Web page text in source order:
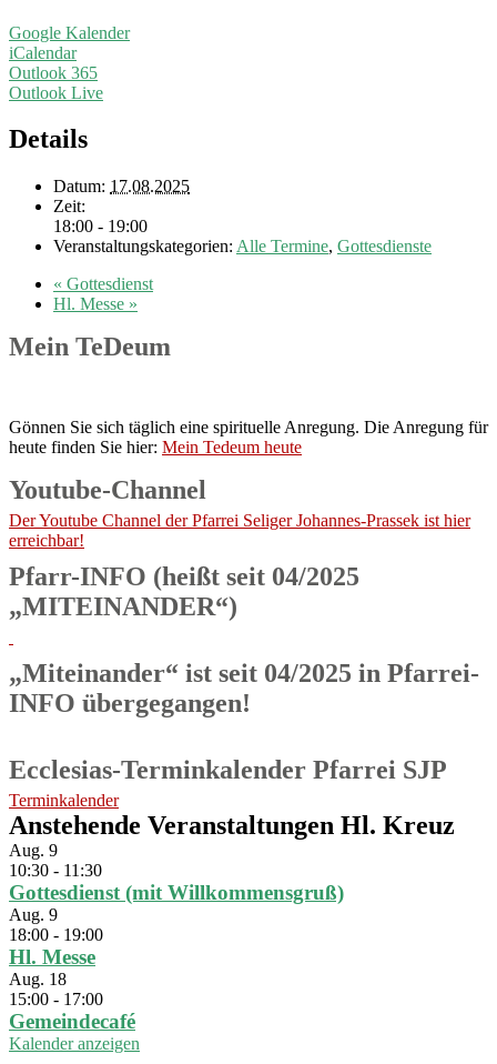
Google Kalender
iCalendar
Outlook 365
Outlook Live
Details
Datum: 17.08.2025
Zeit:
18:00 - 19:00
Veranstaltungskategorien: Alle Termine, Gottesdienste
« Gottesdienst
Hl. Messe »
Mein TeDeum
Gönnen Sie sich täglich eine spirituelle Anregung. Die Anregung für
heute finden Sie hier: Mein Tedeum heute
Youtube-Channel
Der Youtube Channel der Pfarrei Seliger Johannes-Prassek ist hier
erreichbar!
Pfarr-INFO (heißt seit 04/2025
„MITEINANDER“)
„Miteinander“ ist seit 04/2025 in Pfarrei-
INFO übergegangen!
Ecclesias-Terminkalender Pfarrei SJP
Terminkalender
Anstehende Veranstaltungen Hl. Kreuz
Aug. 9
10:30 - 11:30
Gottesdienst (mit Willkommensgruß)
Aug. 9
18:00 - 19:00
Hl. Messe
Aug. 18
15:00 - 17:00
Gemeindecafé
Kalender anzeigen